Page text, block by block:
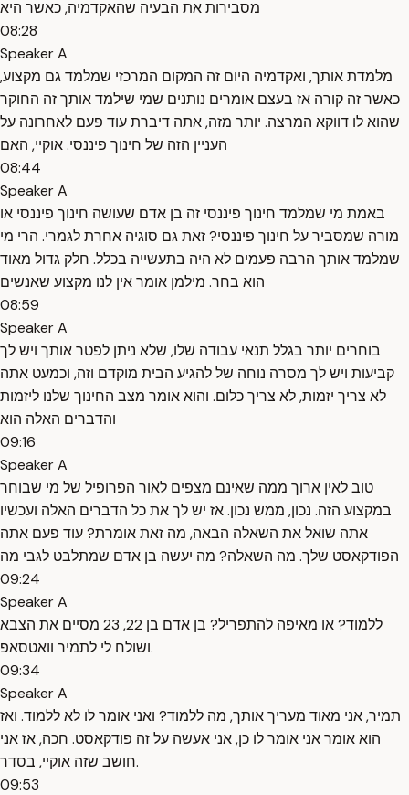
מסבירות את הבעיה שהאקדמיה, כאשר היא
08:28
Speaker A
מלמדת אותך, ואקדמיה היום זה המקום המרכזי שמלמד גם מקצוע,
כאשר זה קורה אז בעצם אומרים נותנים שמי שילמד אותך זה החוקר
שהוא לו דווקא המרצה. יותר מזה, אתה דיברת עוד פעם לאחרונה על
העניין הזה של חינוך פיננסי. אוקיי, האם
08:44
Speaker A
באמת מי שמלמד חינוך פיננסי זה בן אדם שעושה חינוך פיננסי או
מורה שמסביר על חינוך פיננסי? זאת גם סוגיה אחרת לגמרי. הרי מי
שמלמד אותך הרבה פעמים לא היה בתעשייה בכלל. חלק גדול מאוד
הוא בחר. מילמן אומר אין לנו מקצוע שאנשים
08:59
Speaker A
בוחרים יותר בגלל תנאי עבודה שלו, שלא ניתן לפטר אותך ויש לך
קביעות ויש לך מסרה נוחה של להגיע הבית מוקדם וזה, וכמעט אתה
לא צריך יזמות, לא צריך כלום. והוא אומר מצב החינוך שלנו ליזמות
והדברים האלה הוא
09:16
Speaker A
טוב לאין ארוך ממה שאינם מצפים לאור הפרופיל של מי שבוחר
במקצוע הזה. נכון, ממש נכון. אז יש לך את כל הדברים האלה ועכשיו
אתה שואל את השאלה הבאה, מה זאת אומרת? עוד פעם אתה
הפודקאסט שלך. מה השאלה? מה יעשה בן אדם שמתלבט לגבי מה
09:24
Speaker A
ללמוד? או מאיפה להתפריל? בן אדם בן 22, 23 מסיים את הצבא
ושולח לי לתמיר וואטסאפ.
09:34
Speaker A
תמיר, אני מאוד מעריך אותך, מה ללמוד? ואני אומר לו לא ללמוד. ואז
הוא אומר אני אומר לו כן, אני אעשה על זה פודקאסט. חכה, אז אני
חושב שזה אוקיי, בסדר.
09:53